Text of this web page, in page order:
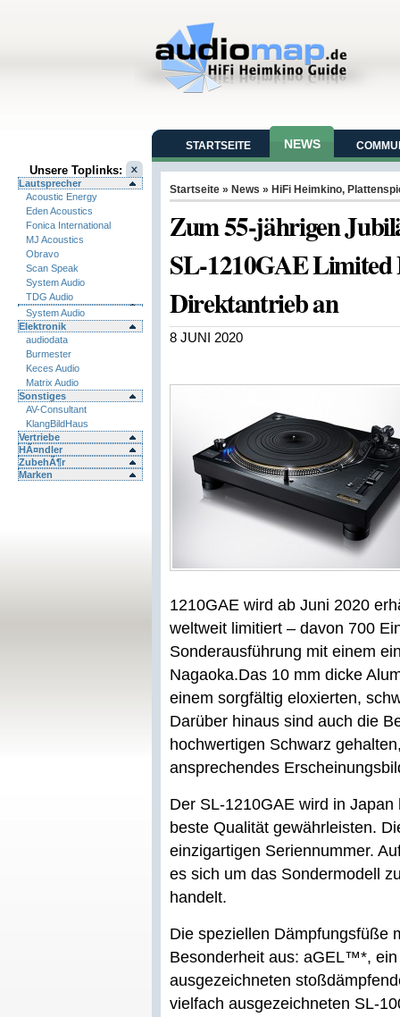
Unsere Toplinks:
Lautsprecher
Acoustic Energy
Eden Acoustics
Fonica International
MJ Acoustics
Obravo
Scan Speak
System Audio
TDG Audio
System Audio
Elektronik
audiodata
Burmester
Keces Audio
Matrix Audio
Sonstiges
AV-Consultant
KlangBildHaus
Vertriebe
HÃ¤ndler
ZubehÃ¶r
Marken
STARTSEITE NEWS
Startseite » News » HiFi Heimkino,
Zum 55-jährigen
SL-1210GAE
Direktantrieb an
8 JUNI 2020
1210GAE wird ab Juni 2020
weltweit limitiert – davon 700
Sonderausführung mit einem
Nagaoka.Das 10 mm dicke
einem sorgfältig eloxierten,
Darüber hinaus sind auch die
hochwertigen Schwarz
ansprechendes
Der SL-1210GAE wird in
beste Qualität gewährleisten.
einzigartigen Seriennummer.
es sich um das Sondermodell
handelt.
Die speziellen Dämpfungsfüße
Besonderheit aus: aGEL™*,
ausgezeichneten
vielfach ausgezeichneten SL-